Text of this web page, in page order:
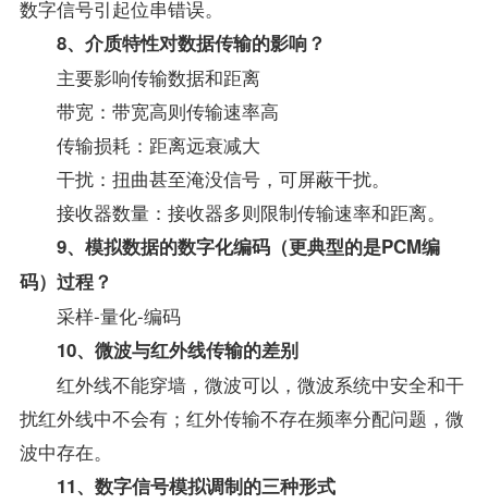
数字信号引起位串错误。
8、介质特性对数据传输的影响？
主要影响传输数据和距离
带宽：带宽高则传输速率高
传输损耗：距离远衰减大
干扰：扭曲甚至淹没信号，可屏蔽干扰。
接收器数量：接收器多则限制传输速率和距离。
9、模拟数据的数字化编码（更典型的是PCM编
码）过程？
采样-量化-编码
10、微波与红外线传输的差别
红外线不能穿墙，微波可以，微波系统中安全和干
扰红外线中不会有；红外传输不存在频率分配问题，微
波中存在。
11、数字信号模拟调制的三种形式